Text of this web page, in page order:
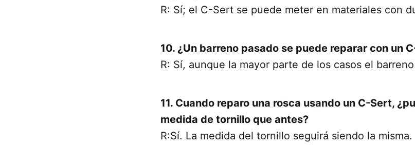
R: Sí; el C-Sert se puede meter en materiales con
10. ¿Un barreno pasado se puede reparar con un
R: Sí, aunque la mayor parte de los casos el
11. Cuando reparo una rosca usando un C-Sert,
medida de tornillo que antes?
R:Sí. La medida del tornillo seguirá siendo la misma.